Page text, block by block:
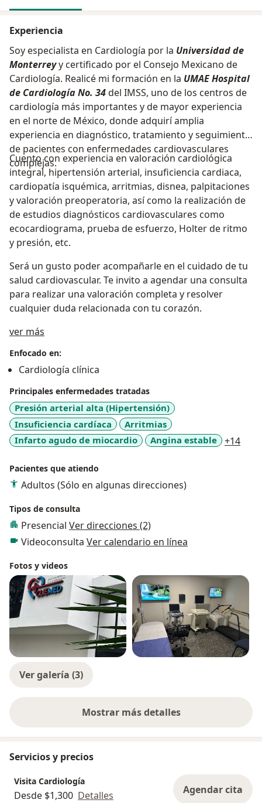
Experiencia
Soy especialista en Cardiología por la Universidad de
Monterreyy certificado por el Consejo Mexicano de
Cardiología. Realicé mi formación en la UMAE Hospital
de Cardiología No. 34del IMSS, uno de los centros de
cardiología más importantes y de mayor experiencia
en el norte de México, donde adquirí amplia
experiencia en diagnóstico, tratamiento y seguimiento
de pacientes con enfermedades cardiovasculares
complejas.
Cuento con experiencia en valoración cardiológica
integral, hipertensión arterial, insuficiencia cardiaca,
cardiopatía isquémica, arritmias, disnea, palpitaciones
y valoración preoperatoria, así como la realización de
de estudios diagnósticos cardiovasculares como
ecocardiograma, prueba de esfuerzo, Holter de ritmo
y presión, etc.
Será un gusto poder acompañarle en el cuidado de tu
salud cardiovascular. Te invito a agendar una consulta
para realizar una valoración completa y resolver
cualquier duda relacionada con tu corazón.
ver más
Enfocado en:
Cardiología clínica
Principales enfermedades tratadas
Presión arterial alta (Hipertensión)
Insuficiencia cardíaca
Arritmias
Infarto agudo de miocardio
Angina estable +14
Pacientes que atiendo
Adultos (Sólo en algunas direcciones)
Tipos de consulta
Presencial Ver direcciones (2)
Videoconsulta Ver calendario en línea
Fotos y videos
Ver galería (3)
Mostrar más detalles
sobre la experiencia
Servicios y precios
Visita Cardiología
Desde $1,300 Detalles Agendar cita